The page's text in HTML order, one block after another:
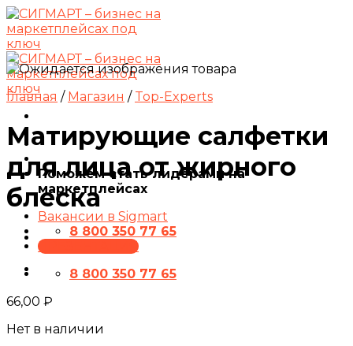
Skip
to
content
Поможем стать лидерами на
маркетплейсах
Вакансии в Sigmart
8 800 350 77 65
ПРЕЗЕНТАЦИЯ
8 800 350 77 65
Главная / Магазин / Top-Experts
Матирующие салфетки
для лица от жирного
блеска
66,00 ₽
Нет в наличии